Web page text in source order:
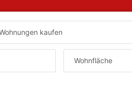
kaufen
Wohnfläche